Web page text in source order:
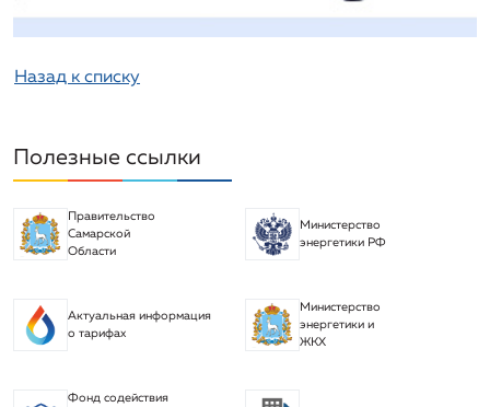
Назад к списку
Полезные ссылки
Правительство
Самарской
Области
Министерство
энергетики РФ
Актуальная информация
о тарифах
Министерство
энергетики и
ЖКХ
Фонд содействия